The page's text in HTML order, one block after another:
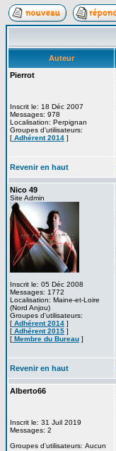
Auteur
Pierrot
Inscrit le: 18 Déc 2007
Messages: 978
Localisation: Perpignan
Groupes d'utilisateurs:
[ Adhérent 2014 ]
Revenir en haut
Nico 49
Site Admin
Inscrit le: 05 Déc 2008
Messages: 1772
Localisation: Maine-et-Loire
(Nord Anjou)
Groupes d'utilisateurs:
[ Adhérent 2014 ]
[ Adhérent 2015 ]
[ Membre du Bureau ]
Revenir en haut
Alberto66
Inscrit le: 31 Juil 2019
Messages: 2
Groupes d'utilisateurs: Aucun